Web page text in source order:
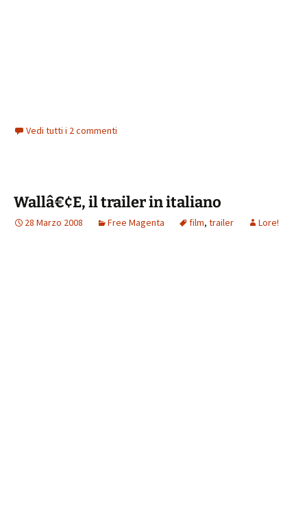
Vedi tutti i 2 commenti
Wallâ€¢E, il trailer in italiano
28 Marzo 2008 Free Magenta film, trailer Lore!